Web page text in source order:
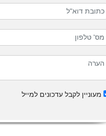
מעוניין לקבל עדכונים למייל